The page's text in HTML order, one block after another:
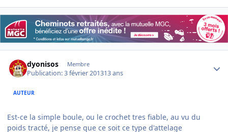
dyonisos Membre
Publication:3 février 201313 ans
AUTEUR
Est-ce la simple boule, ou le crochet tres fiable, au vu du
poids tracté, je pense que ce soit ce type d'attelage